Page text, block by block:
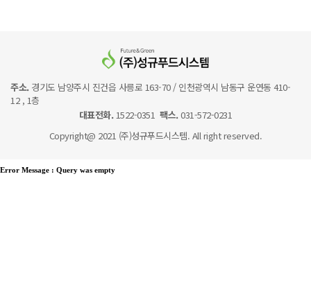
주소.경기도 남양주시 진건읍 사릉로 163-70 / 인천광역시 남동구 운연동 410-
12 , 1층
대표전화.1522-0351 팩스.031-572-0231
Copyright@ 2021 (주)성규푸드시스템. All right reserved.
Error Message : Query was empty